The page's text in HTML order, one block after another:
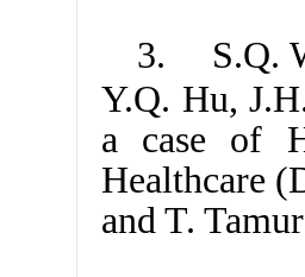
3. S.Q.
Y.Q. Hu,
a case of
Healthcare
and T.